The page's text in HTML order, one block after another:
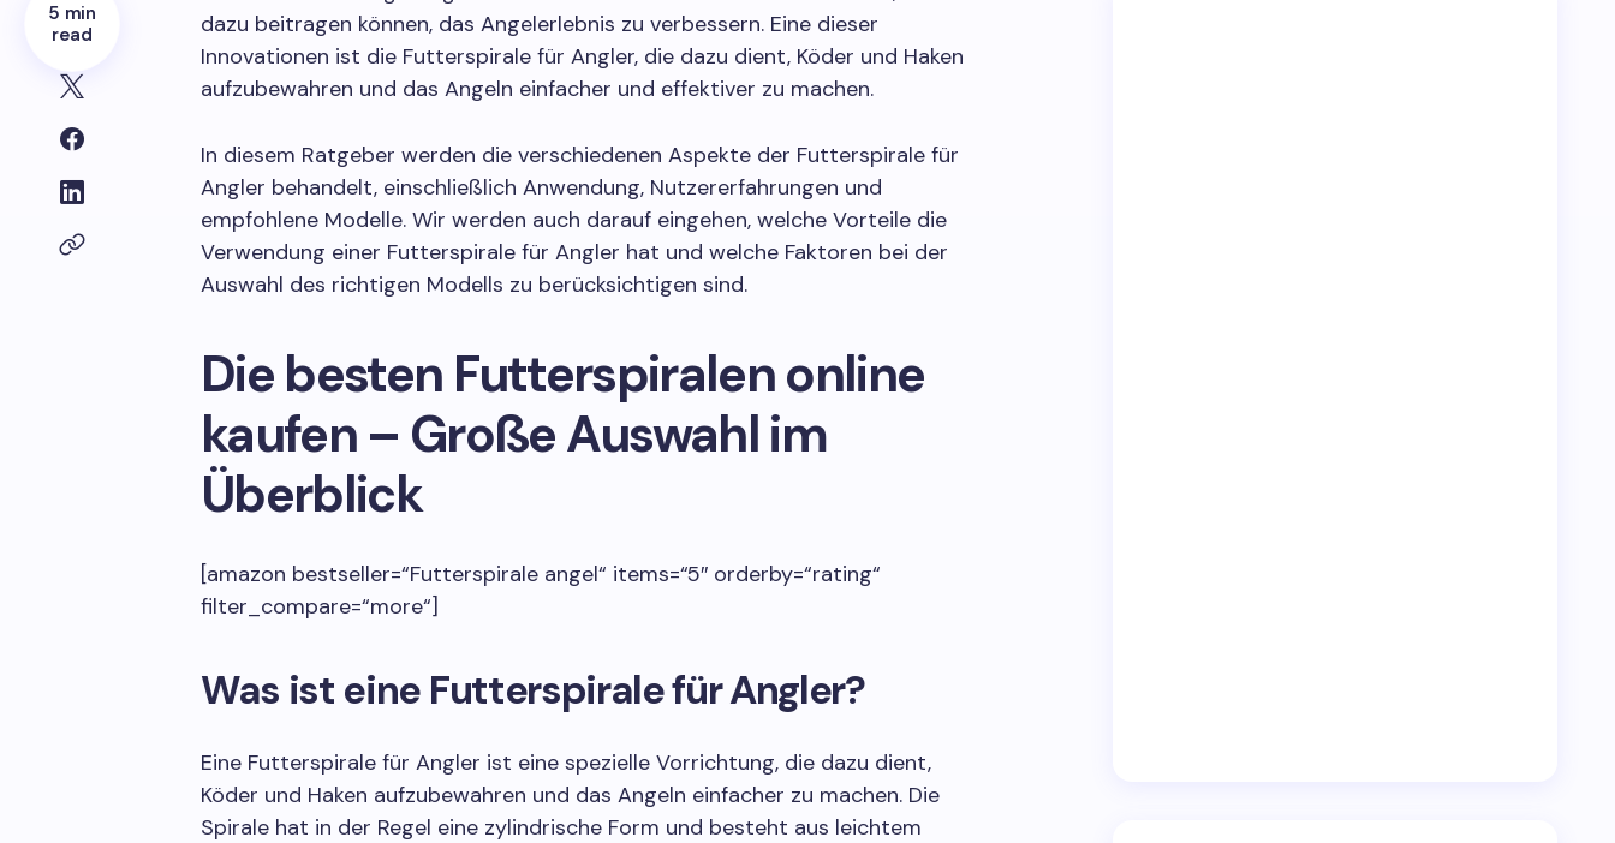
5 min
read
dazu beitragen können, das Angelerlebnis zu verbessern. Eine dieser
Innovationen ist die Futterspirale für Angler, die dazu dient, Köder und Haken
aufzubewahren und das Angeln einfacher und effektiver zu machen.
In diesem Ratgeber werden die verschiedenen Aspekte der Futterspirale für
Angler behandelt, einschließlich Anwendung, Nutzererfahrungen und
empfohlene Modelle. Wir werden auch darauf eingehen, welche Vorteile die
Verwendung einer Futterspirale für Angler hat und welche Faktoren bei der
Auswahl des richtigen Modells zu berücksichtigen sind.
Die besten Futterspiralen online
kaufen – Große Auswahl im
Überblick
[amazon bestseller=“Futterspirale angel“ items=“5″ orderby=“rating“
filter_compare=“more“]
Was ist eine Futterspirale für Angler?
Eine Futterspirale für Angler ist eine spezielle Vorrichtung, die dazu dient,
Köder und Haken aufzubewahren und das Angeln einfacher zu machen. Die
Spirale hat in der Regel eine zylindrische Form und besteht aus leichtem